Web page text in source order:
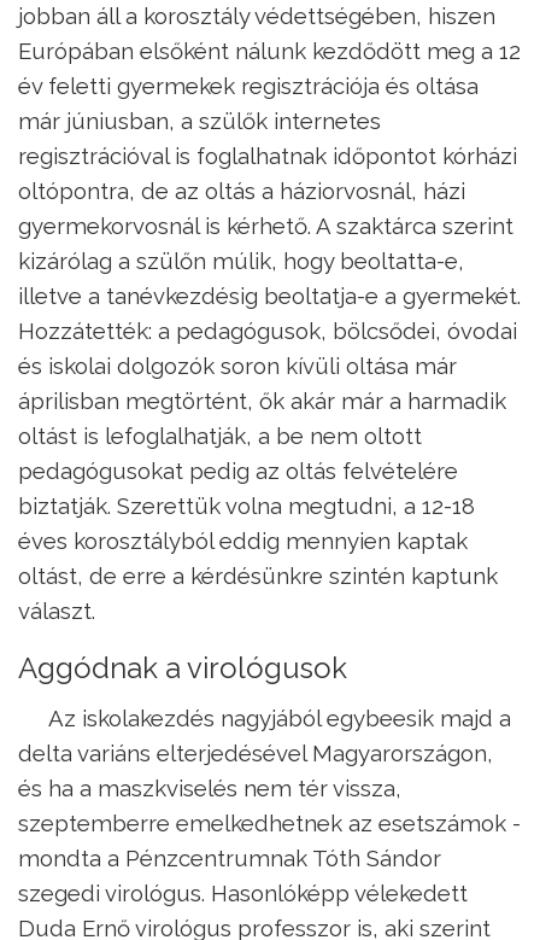
jobban áll a korosztály védettségében, hiszen
Európában elsőként nálunk kezdődött meg a 12
év feletti gyermekek regisztrációja és oltása
már júniusban, a szülők internetes
regisztrációval is foglalhatnak időpontot kórházi
oltópontra, de az oltás a háziorvosnál, házi
gyermekorvosnál is kérhető. A szaktárca szerint
kizárólag a szülőn múlik, hogy beoltatta-e,
illetve a tanévkezdésig beoltatja-e a gyermekét.
Hozzátették: a pedagógusok, bölcsődei, óvodai
és iskolai dolgozók soron kívüli oltása már
áprilisban megtörtént, ők akár már a harmadik
oltást is lefoglalhatják, a be nem oltott
pedagógusokat pedig az oltás felvételére
biztatják. Szerettük volna megtudni, a 12-18
éves korosztályból eddig mennyien kaptak
oltást, de erre a kérdésünkre szintén kaptunk
választ.
Aggódnak a virológusok
Az iskolakezdés nagyjából egybeesik majd a
delta variáns elterjedésével Magyarországon,
és ha a maszkviselés nem tér vissza,
szeptemberre emelkedhetnek az esetszámok -
mondta a Pénzcentrumnak Tóth Sándor
szegedi virológus. Hasonlóképp vélekedett
Duda Ernő virológus professzor is, aki szerint